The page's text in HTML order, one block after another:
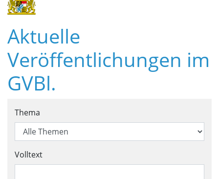
Aktuelle
Veröffentlichungen im
GVBl.
Suchformular für aktuelle
Thema
Volltext